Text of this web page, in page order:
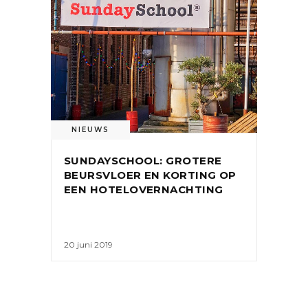
NIEUWS
SUNDAYSCHOOL: GROTERE
BEURSVLOER EN KORTING OP
EEN HOTELOVERNACHTING
20 juni 2019